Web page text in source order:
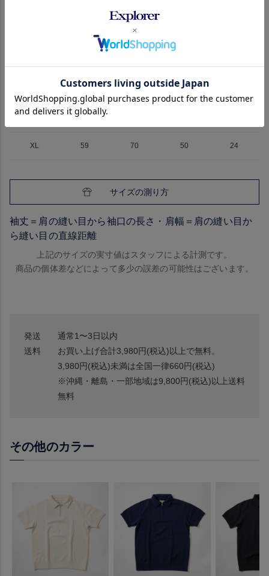
着丈
66 46
XL 59 70 50 24
サイズの測り方
袖丈＝肩の縫い目から袖口の長さ・肩幅＝肩の縫い目か
ら縫い目の直線距離
上記のサイズの実寸値はスタッフによる計測です。
商品の個体差などによって多少の誤差の可能性はございます。
発送
通常1〜3日以内
送料
お買い上げ合計3,980円(税込)以上で無料。
3,980円(税込)未満は全国一律660円(税込)
※沖縄・離島・一部地域は9,800円(税込)以上送料
無料
その他のカラー